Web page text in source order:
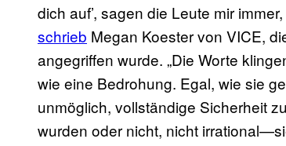
dich auf’, sagen die Leute mir
schrieb Megan Koester von VICE,
angegriffen wurde. „Die Worte
wie eine Bedrohung. Egal, wie sie
unmöglich, vollständige Sicherheit
wurden oder nicht, nicht